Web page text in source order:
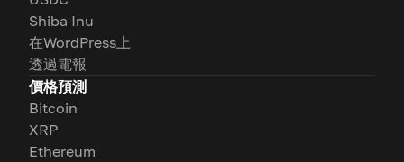
Shiba Inu
在WordPress上
透過電報
價格預測
Bitcoin
XRP
Ethereum